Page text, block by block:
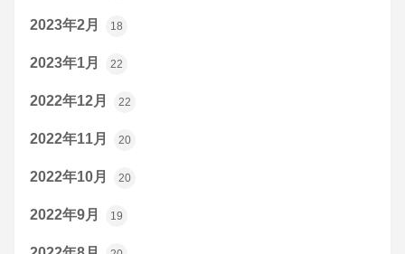
2023年2月 18
2023年1月 22
2022年12月 22
2022年11月 20
2022年10月 20
2022年9月 19